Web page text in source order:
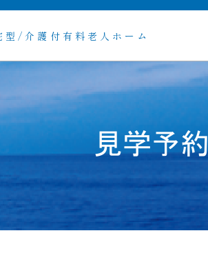
型/介護付有料老人ホーム
見学予約